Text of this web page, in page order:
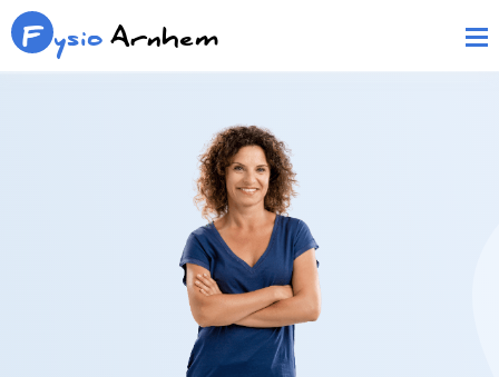
F ysioArnhem